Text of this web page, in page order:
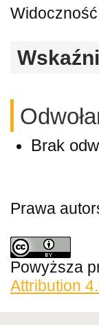
Brak
Prawa
Powyższa
Attribution